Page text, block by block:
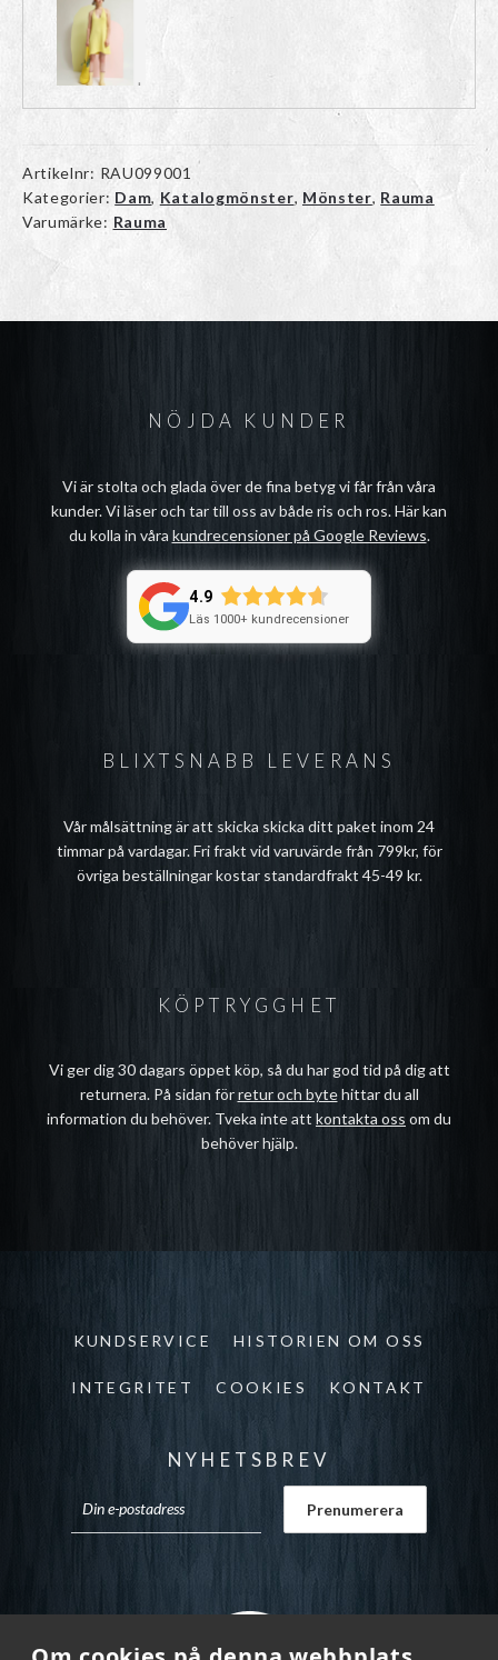
Artikelnr: RAU099001
Kategorier: Dam, Katalogmönster, Mönster, Rauma
Varumärke: Rauma
BLIXTSNABB LEVERANS
Vår målsättning är att skicka skicka ditt paket inom 24
timmar på vardagar. Fri frakt vid varuvärde från 799kr, för
övriga beställningar kostar standardfrakt 45-49 kr.
NÖJDA KUNDER
Vi är stolta och glada över de fina betyg vi får från våra
kunder. Vi läser och tar till oss av både ris och ros. Här kan
du kolla in våra kundrecensioner på Google Reviews.
4.9
Läs 1000+ kundrecensioner
KÖPTRYGGHET
Vi ger dig 30 dagars öppet köp, så du har god tid på dig att
returnera. På sidan förretur och bytehittar du all
information du behöver. Tveka inte att kontakta oss om du
behöver hjälp.
KUNDSERVICE HISTORIEN OM OSS
INTEGRITET COOKIES KONTAKT
NYHETSBREV